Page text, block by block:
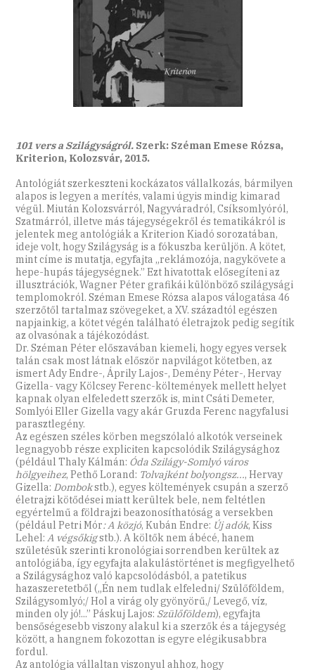
101 vers a Szilágyságról. Szerk: Széman Emese Rózsa,
Kriterion, Kolozsvár, 2015.
Antológiát szerkeszteni kockázatos vállalkozás, bármilyen
alapos is legyen a merítés, valami úgyis mindig kimarad
végül. Miután Kolozsvárról, Nagyváradról, Csíksomlyóról,
Szatmárról, illetve más tájegységekről és tematikákról is
jelentek meg antológiák a Kriterion Kiadó sorozatában,
ideje volt, hogy Szilágyság is a fókuszba kerüljön. A kötet,
mint címe is mutatja, egyfajta „reklámozója, nagykövete a
hepe-hupás tájegységnek.” Ezt hivatottak elősegíteni az
illusztrációk, Wagner Péter grafikái különböző szilágysági
templomokról. Széman Emese Rózsa alapos válogatása 46
szerzőtől tartalmaz szövegeket, a XV. századtól egészen
napjainkig, a kötet végén található életrajzok pedig segítik
az olvasónak a tájékozódást.
Dr. Széman Péter előszavában kiemeli, hogy egyes versek
talán csak most látnak először napvilágot kötetben, az
ismert Ady Endre-, Áprily Lajos-, Demény Péter-, Hervay
Gizella- vagy Kölcsey Ferenc-költemények mellett helyet
kapnak olyan elfeledett szerzők is, mint Csáti Demeter,
Somlyói Eller Gizella vagy akár Gruzda Ferenc nagyfalusi
parasztlegény.
Az egészen széles körben megszólaló alkotók verseinek
legnagyobb része expliciten kapcsolódik Szilágysághoz
(például Thaly Kálmán: Óda Szilágy-Somlyó város
hölgyeihez, Pethő Lorand: Tolvajként bolyongsz..., Hervay
Gizella: Dombokstb.), egyes költemények csupán a szerző
életrajzi kötődései miatt kerültek bele, nem feltétlen
egyértelmű a földrajzi beazonosíthatóság a versekben
(például Petri Mór: A közjó, Kubán Endre: Új adók, Kiss
Lehel:A végsőkigstb.). A költők nem ábécé, hanem
születésük szerinti kronológiai sorrendben kerültek az
antológiába, így egyfajta alakulástörténet is megfigyelhető
a Szilágysághoz való kapcsolódásból, a patetikus
hazaszeretetből („Én nem tudlak elfeledni/ Szülőföldem,
Szilágysomlyó;/ Hol a virág oly gyönyörű,/ Levegő, víz,
minden oly jó!...” Páskuj Lajos: Szülőföldem), egyfajta
bensőségesebb viszony alakul ki a szerzők és a tájegység
között, a hangnem fokozottan is egyre elégikusabbra
fordul.
Az antológia vállaltan viszonyul ahhoz, hogy